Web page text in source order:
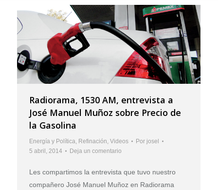
Radiorama, 1530 AM, entrevista a
José Manuel Muñoz sobre Precio de
la Gasolina
Energía y Política Refinación Videos Por josel
5 abril, 2014
Deja un comentario
Les compartimos la entrevista que tuvo nuestro
compañero José Manuel Muñoz en Radiorama